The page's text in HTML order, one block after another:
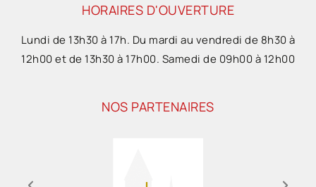
HORAIRES D'OUVERTURE
Lundi de 13h30 à 17h. Du mardi au vendredi de 8h30 à
12h00 et de 13h30 à 17h00. Samedi de 09h00 à 12h00
NOS PARTENAIRES